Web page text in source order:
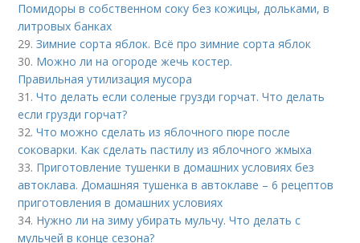
Помидоры в собственном соку без кожицы, дольками, в
литровых банках
29.Зимние сорта яблок. Всё про зимние сорта яблок
30. Можно ли на огороде жечь костер.
Правильная утилизация мусора
31.Что делать если соленые грузди горчат. Что делать
если грузди горчат?
32.Что можно сделать из яблочного пюре после
соковарки. Как сделать пастилу из яблочного жмыха
33. Приготовление тушенки в домашних условиях без
автоклава. Домашняя тушенка в автоклаве – 6 рецептов
приготовления в домашних условиях
34. Нужно ли на зиму убирать мульчу. Что делать с
мульчей в конце сезона?